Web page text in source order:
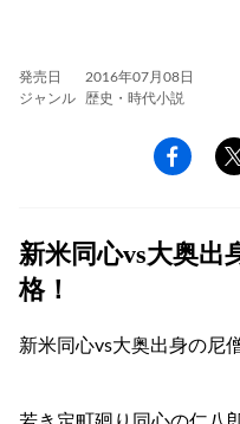
発売日
2016年07月08日
ジャンル
歴史・時代小説
新米同心vs大奥出
格！
新米同心vs大奥出身の尼